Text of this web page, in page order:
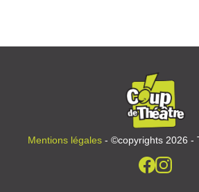
Mentions légales- ©copyrights 2026 -